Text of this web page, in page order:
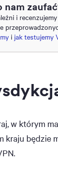
nam
i
i jak testujemy
w którym
będzie